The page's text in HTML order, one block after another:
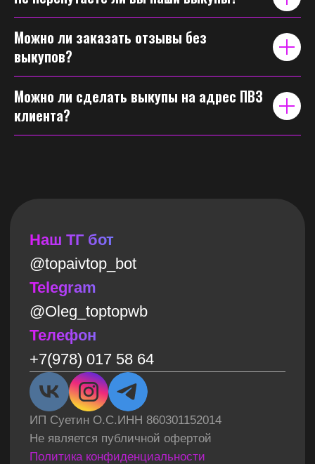
Можно ли заказать отзывы без
выкупов?
Можно ли сделать выкупы на адрес ПВЗ
клиента?